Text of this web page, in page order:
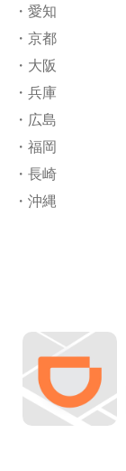
・愛知
・京都
・大阪
・兵庫
・広島
・福岡
・長崎
・沖縄